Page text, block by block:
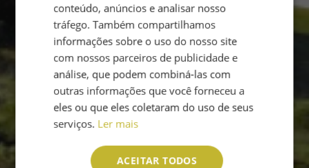
conteúdo, anúncios e analisar nosso
tráfego. Também compartilhamos
informações sobre o uso do nosso site
com nossos parceiros de publicidade e
análise, que podem combiná-las com
outras informações que você forneceu a
eles ou que eles coletaram do uso de seus
serviços. Ler mais
ACEITAR TODOS